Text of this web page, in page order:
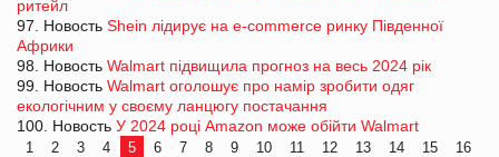
ритейл
97. Новость Shein лідирує на e-commerce ринку Південної
Африки
98. Новость Walmart підвищила прогноз на весь 2024 рік
99. Новость Walmart оголошує про намір зробити одяг
екологічним у своєму ланцюгу постачання
100. Новость У 2024 році Amazon може обійти Walmart
1 2 3 4 5 6 7 8 9 10 11 12 13 14 15
16